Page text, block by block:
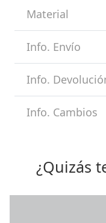
Material
Info. Envío
Info.
Info. Cambios
¿Quizás